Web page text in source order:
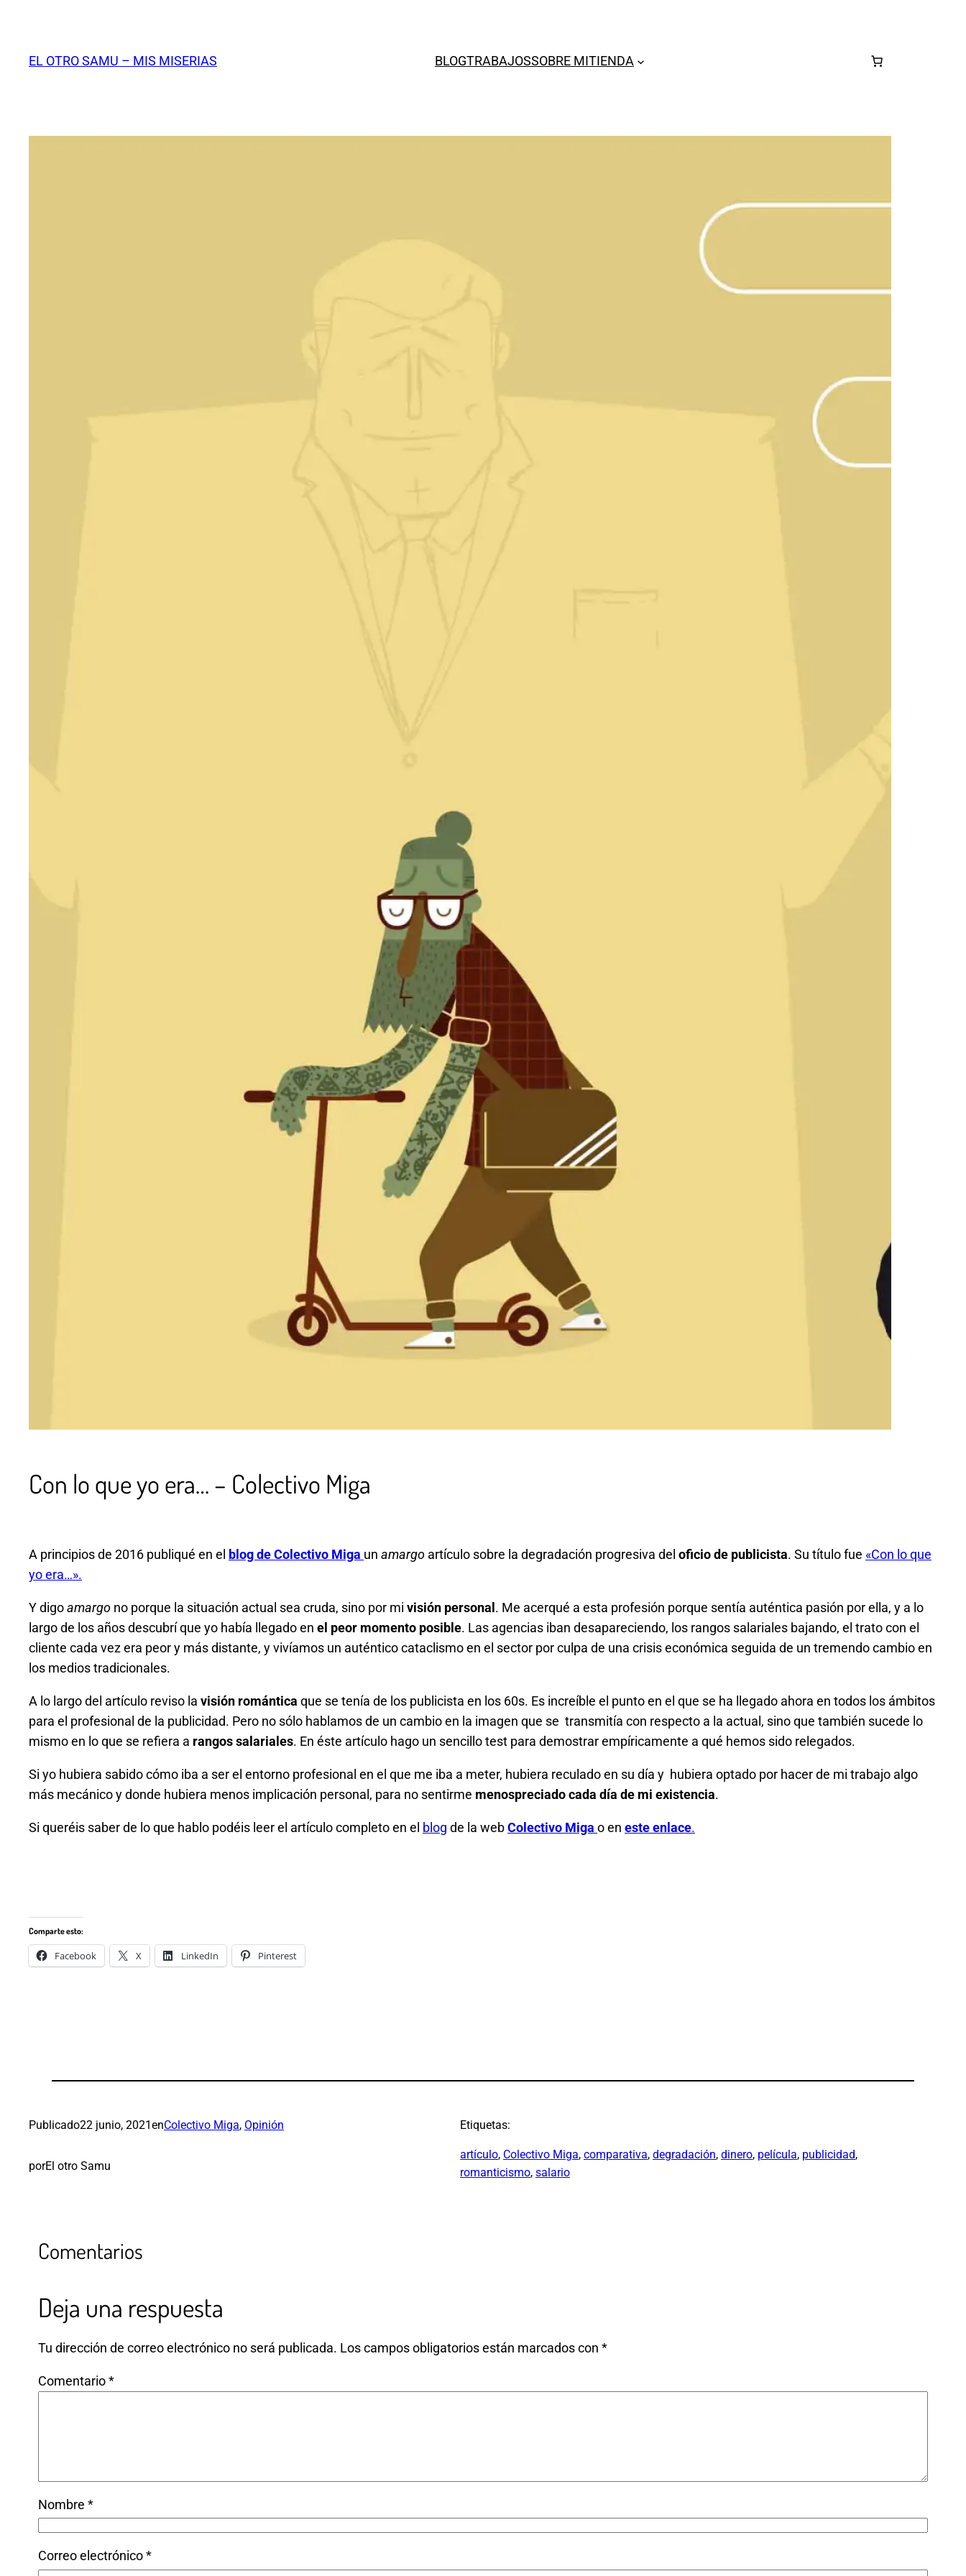
contenido
EL OTRO SAMU – MIS MISERIAS BLOGTRABAJOSSOBRE MITIENDA
Con lo que yo era… – Colectivo Miga
A principios de 2016 publiqué en el blog de Colectivo Miga un amargo artículo sobre la degradación progresiva del oficio de publicista. Su título fue «Con lo que
yo era…».
Y digoamargo no porque la situación actual sea cruda, sino por mi visión personal . Me acerqué a esta profesión porque sentía auténtica pasión por ella, y a lo
largo de los años descubrí que yo había llegado en el peor momento posible. Las agencias iban desapareciendo, los rangos salariales bajando, el trato con el
cliente cada vez era peor y más distante, y vivíamos un auténtico cataclismo en el sector por culpa de una crisis económica seguida de un tremendo cambio en
los medios tradicionales.
A lo largo del artículo reviso la visión romántica que se tenía de los publicista en los 60s. Es increíble el punto en el que se ha llegado ahora en todos los ámbitos
para el profesional de la publicidad. Pero no sólo hablamos de un cambio en la imagen que se transmitía con respecto a la actual, sino que también sucede lo
mismo en lo que se refiera a rangos salariales. En éste artículo hago un sencillo test para demostrar empíricamente a qué hemos sido relegados.
Si yo hubiera sabido cómo iba a ser el entorno profesional en el que me iba a meter, hubiera reculado en su día y hubiera optado por hacer de mi trabajo algo
más mecánico y donde hubiera menos implicación personal, para no sentirme menospreciado cada día de mi existencia.
Si queréis saber de lo que hablo podéis leer el artículo completo en el blog de la webColectivo Miga o en este enlace.
Comparte esto:
Facebook X LinkedIn Pinterest
Publicado22 junio, 2021 enColectivo Miga, Opinión
porEl otro Samu
Etiquetas:
artículo, Colectivo Miga, comparativa, degradación, dinero, película, publicidad
romanticismo, salario
Comentarios
Deja una respuesta
Tu dirección de correo electrónico no será publicada. Los campos obligatorios están marcados con*
Comentario*
Nombre*
Correo electrónico*